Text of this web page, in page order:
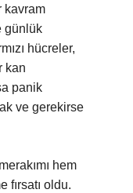
kavram
günlük
hücreler,
kan
panik
ve gerekirse
hem
fırsatı oldu.